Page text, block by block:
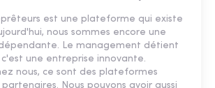
est une plateforme qui existe
nous sommes encore une
Le management détient
une entreprise innovante.
nous, ce sont des plateformes
Nous pouvons avoir aussi